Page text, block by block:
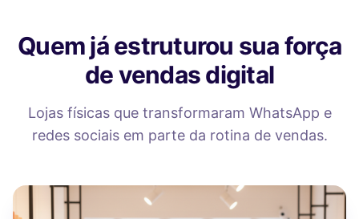
Quem já estruturou sua força
de vendas digital
Lojas físicas que transformaram WhatsApp e
redes sociais em parte da rotina de vendas.